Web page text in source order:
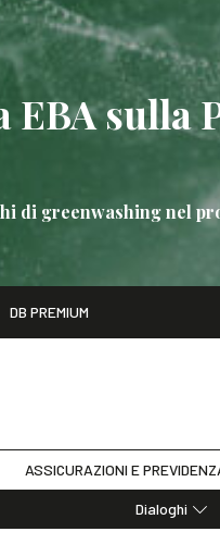
EBA sulla
di greenwashing nel
Nuove linee guida
DB PREMIUM
nel sito
ASSICURAZIONI E
Dialoghi